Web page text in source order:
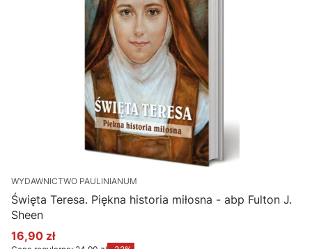
WYDAWNICTWO PAULINIANUM
Święta Teresa. Piękna historia miłosna - abp Fulton J.
Sheen
Cena promocyjna
16,90 zł